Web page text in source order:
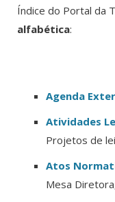
Índice do Portal da
alfabética:
Agenda
Atividades
Projetos de
Atos
Mesa